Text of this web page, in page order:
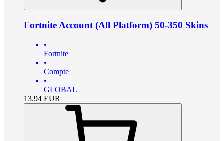
Fortnite Account (All Platform) 50-350 Skins
•
Fortnite
•
Compte
•
GLOBAL
13.94 EUR